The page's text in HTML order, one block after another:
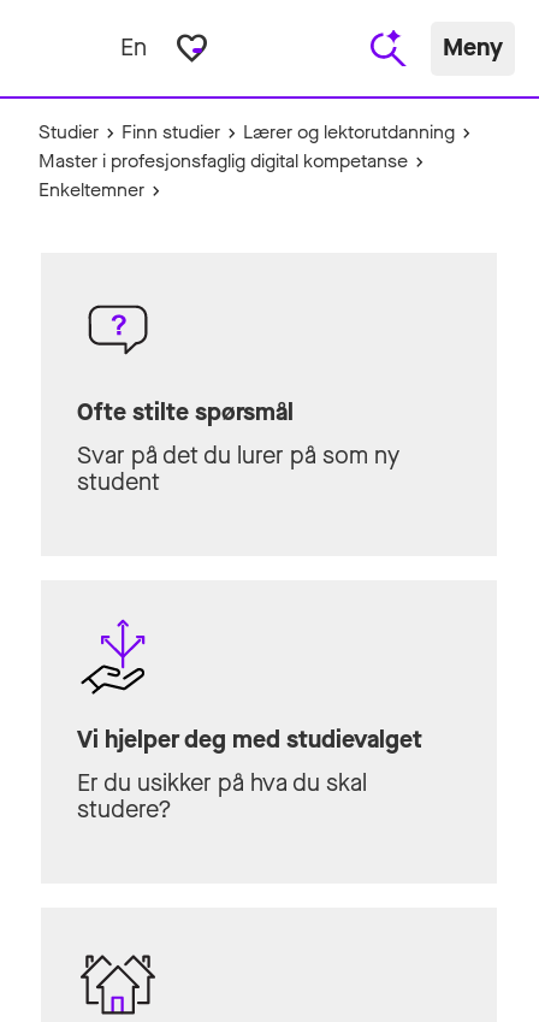
En favorite_border Meny
Studier Finn studier
Lærer og lektorutdanning
Master i profesjonsfaglig digital kompetanse
Enkeltemner
Ofte stilte spørsmål
Svar på det du lurer på som ny
student
Vi hjelper deg med studievalget
Er du usikker på hva du skal
studere?